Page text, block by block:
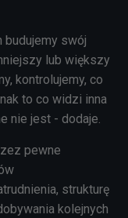
budujemy swój
lub większy
kontrolujemy, co
to co widzi inna
nie jest - dodaje.
pewne
strukturę
kolejnych